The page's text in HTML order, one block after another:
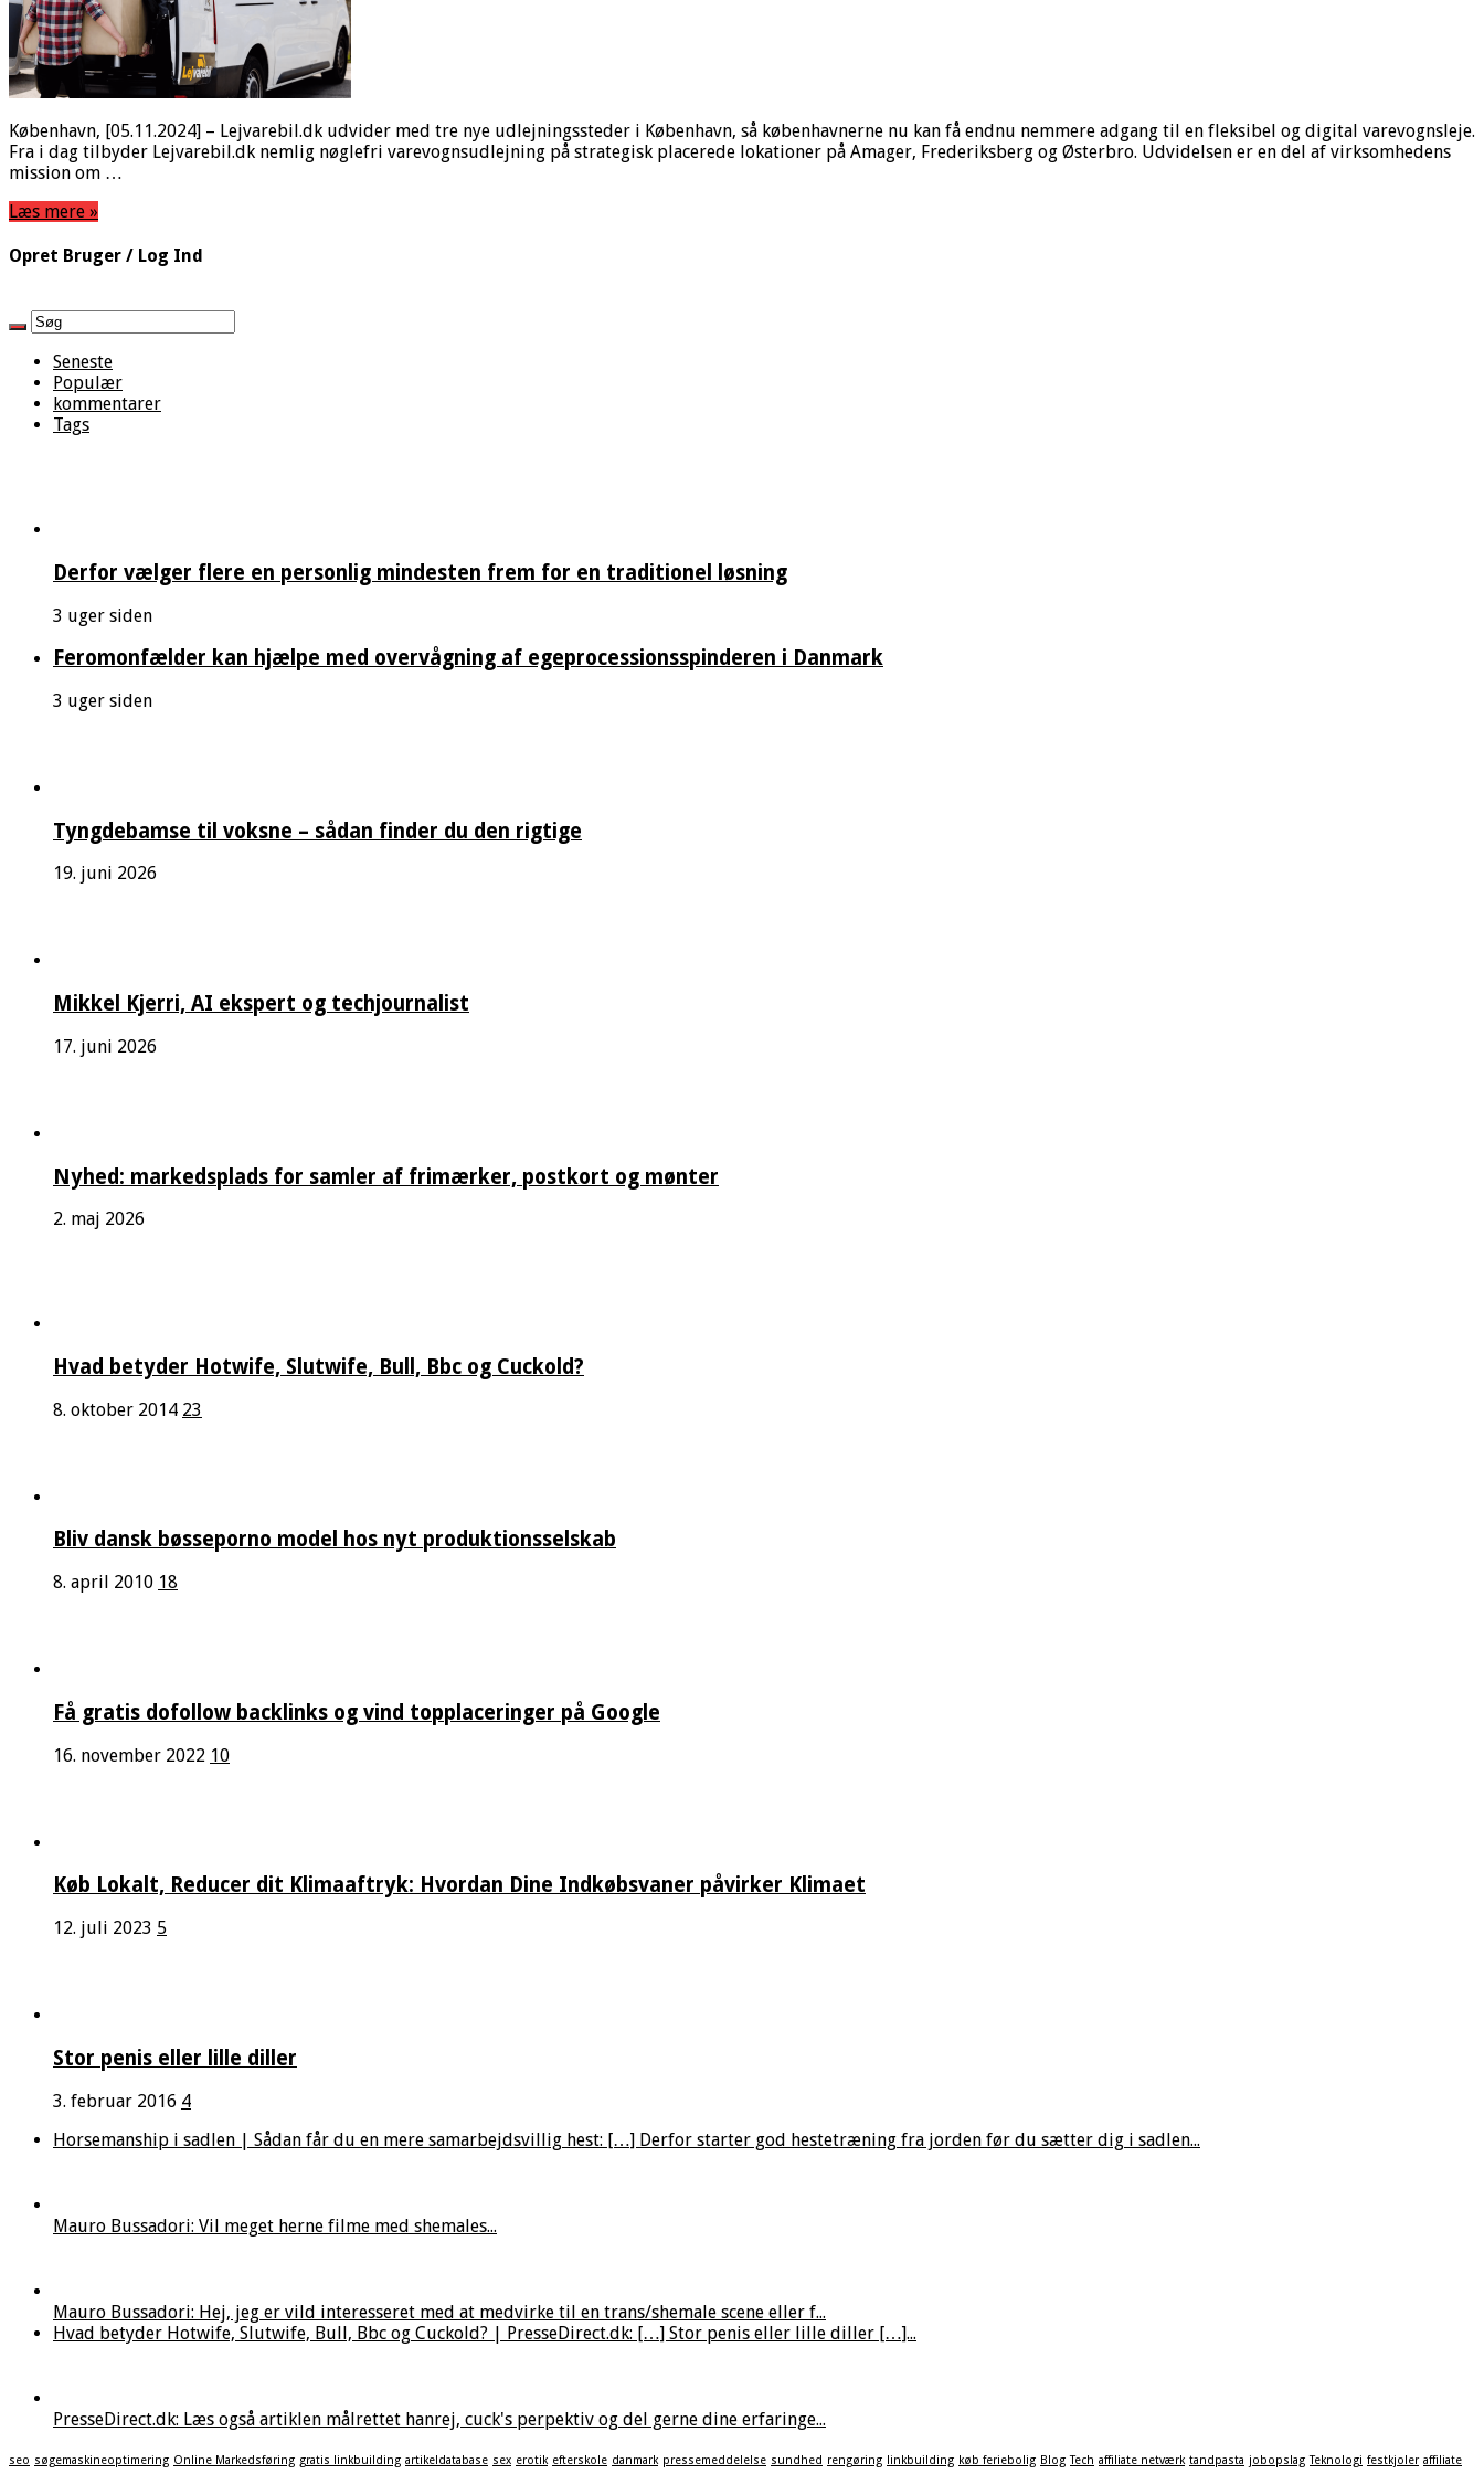
København, [05.11.2024] – Lejvarebil.dk udvider med tre nye udlejningssteder i København, så københavnerne nu kan få endnu nemmere adgang til en fleksibel og digital varevognsleje.
Fra i dag tilbyder Lejvarebil.dk nemlig nøglefri varevognsudlejning på strategisk placerede lokationer på Amager, Frederiksberg og Østerbro. Udvidelsen er en del af virksomhedens
mission om …
Læs mere »
Opret Bruger / Log Ind
Seneste
Populær
kommentarer
Tags
Derfor vælger flere en personlig mindesten frem for en traditionel løsning
3 uger siden
Feromonfælder kan hjælpe med overvågning af egeprocessionsspinderen i Danmark
3 uger siden
Tyngdebamse til voksne – sådan finder du den rigtige
19. juni 2026
Mikkel Kjerri, AI ekspert og techjournalist
17. juni 2026
Nyhed: markedsplads for samler af frimærker, postkort og mønter
2. maj 2026
Hvad betyder Hotwife, Slutwife, Bull, Bbc og Cuckold?
8. oktober 2014 23
Bliv dansk bøsseporno model hos nyt produktionsselskab
8. april 2010 18
Få gratis dofollow backlinks og vind topplaceringer på Google
16. november 2022 10
Køb Lokalt, Reducer dit Klimaaftryk: Hvordan Dine Indkøbsvaner påvirker Klimaet
12. juli 2023 5
Stor penis eller lille diller
3. februar 2016 4
Horsemanship i sadlen | Sådan får du en mere samarbejdsvillig hest: […] Derfor starter god hestetræning fra jorden før du sætter dig i sadlen...
Mauro Bussadori: Vil meget herne filme med shemales...
Mauro Bussadori: Hej, jeg er vild interesseret med at medvirke til en trans/shemale scene eller f...
Hvad betyder Hotwife, Slutwife, Bull, Bbc og Cuckold? | PresseDirect.dk: […] Stor penis eller lille diller […]...
PresseDirect.dk: Læs også artiklen målrettet hanrej, cuck's perpektiv og del gerne dine erfaringe...
seo søgemaskineoptimering Online Markedsføring gratis linkbuilding artikeldatabase sex erotik efterskole danmark pressemeddelelse sundhed rengøring linkbuilding køb feriebolig Blog Tech affiliate netværk tandpasta jobopslag Teknologi festkjoler affiliate